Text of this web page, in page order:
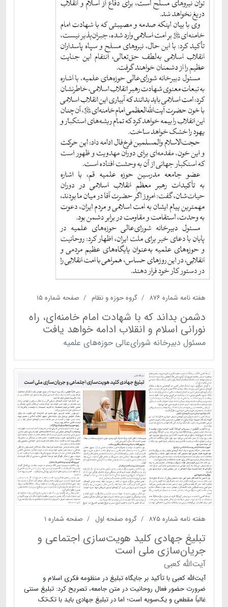
هفته نامه شماره ۸۷۶ گروه حوزه و نظام صفحه شماره ۱۵
دشمن بداند که با شهادت امام خامنه‌ای، راه
نورانی اسلام و انقلاب ادامه خواهد یافت
مسئول دبیرخانه شورای‌عالی حوزه‌های علمیه
هفته نامه شماره ۸۷۵ گروه صفحه اول صفحه شماره ۱
تبلیغ جهادی کلید هویت‌سازی اجتماعی و
جریان‌سازی ملی است
آیت‌الله کعبی
آیت‌الله کعبی با تأکید بر جایگاه تبلیغ در منظومه فکری اسلام و
ضرورت حضور فعال روحانیت در متن جامعه، تصریح کرد: تبلیغ سنتی
غالباً مقطعی و یک‌سویه است؛ اما در تبلیغ جهادی باید با تک‌تک